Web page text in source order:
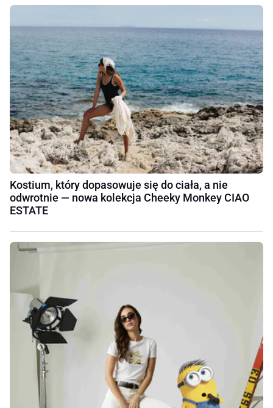
Kostium, który dopasowuje się do ciała, a nie
odwrotnie — nowa kolekcja Cheeky Monkey CIAO
ESTATE